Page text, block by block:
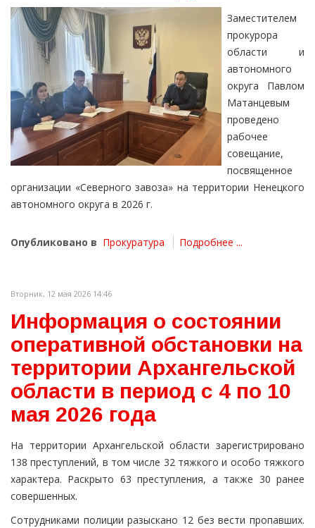
Заместителем
прокурора
области и
автономного
округа Павлом
Матанцевым
проведено
рабочее
совещание,
посвященное
организации «Северного завоза» на территории Ненецкого
автономного округа в 2026 г.
Опубликовано в Прокуратура Подробнее ...
Вторник, 12 мая 2026 14:46
Информация о состоянии
оперативной обстановки на
территории Архангельской
области в период с 4 по 10
мая 2026 года
На территории Архангельской области зарегистрировано
138 преступлений, в том числе 32 тяжкого и особо тяжкого
характера. Раскрыто 63 преступления, а также 30 ранее
совершенных.
Сотрудниками полиции разыскано 12 без вести пропавших.